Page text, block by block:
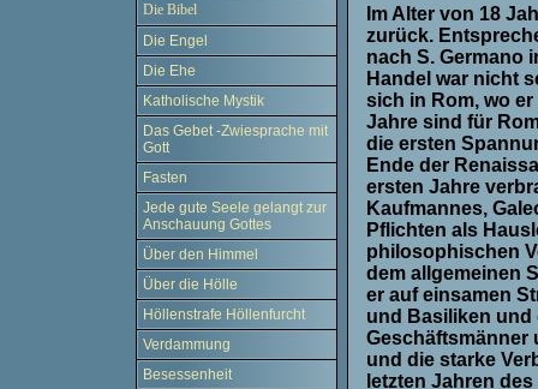
Die Bibel
Die Engel
Die Ehe
Katholische Mystik
Das Gebet -Zwiesprache mit
Gott
Fasten
Jede gute Seele gelangt zur
Anschauung Gottes
Über den Himmel
Über die Hölle
Höllenstrafe Höllenfurcht
Verdammung
Besessenheit
Im Alter von 18
zurück.
nach S. Germano
Handel war nicht
sich in Rom, wo
Jahre sind für
die ersten
Ende der
ersten Jahre
Kaufmannes,
Pflichten als
philosophischen
dem allgemeinen
er auf einsamen
und Basiliken und
Geschäftsmänner
und die starke
letzten Jahren